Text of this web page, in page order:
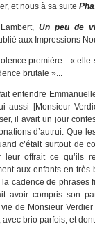
et nous à sa suite
Un peu de
aux Impressions
première : «
brutale »...
entendre
aussi [Monsieur
il avait un jour
d’autrui. Que
c’était surtout de
leur offrait ce qu’ils
aux enfants en
cadence de phrases
avoir compris son
de Monsieur
avec brio parfois, et